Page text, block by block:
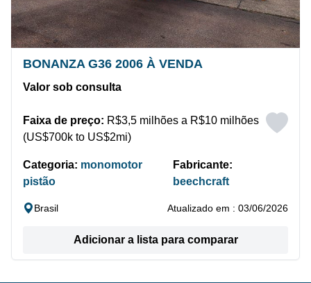
BONANZA G36 2006 À VENDA
Valor sob consulta
Faixa de preço: R$3,5 milhões a R$10 milhões
(US$700k to US$2mi)
Categoria: monomotor
pistão
Fabricante:
beechcraft
Brasil Atualizado em : 03/06/2026
Adicionar a lista para comparar